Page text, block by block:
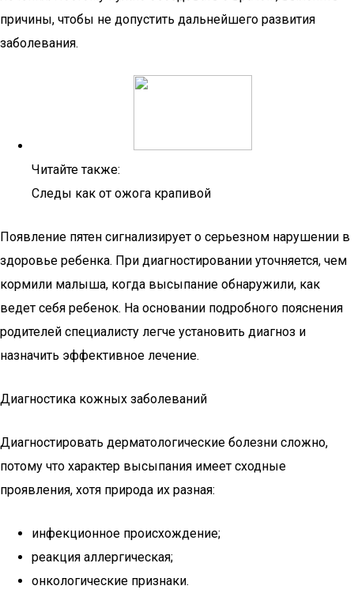
причины, чтобы не допустить дальнейшего развития
заболевания.
Читайте также:
Следы как от ожога крапивой
Появление пятен сигнализирует о серьезном нарушении в
здоровье ребенка. При диагностировании уточняется, чем
кормили малыша, когда высыпание обнаружили, как
ведет себя ребенок. На основании подробного пояснения
родителей специалисту легче установить диагноз и
назначить эффективное лечение.
Диагностика кожных заболеваний
Диагностировать дерматологические болезни сложно,
потому что характер высыпания имеет сходные
проявления, хотя природа их разная:
инфекционное происхождение;
реакция аллергическая;
онкологические признаки.